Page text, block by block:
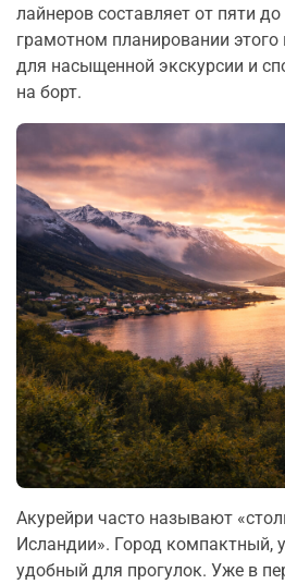
лайнеров составляет от пяти
грамотном планировании
для насыщенной экскурсии и
на борт.
Акурейри часто называют
Исландии». Город компактный,
удобный для прогулок. Уже в